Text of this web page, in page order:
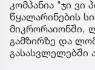
კომპანია "ჯი ვი
წყალარინების
მიკრორაიონში,
გამზირზე და
გასასვლელებში